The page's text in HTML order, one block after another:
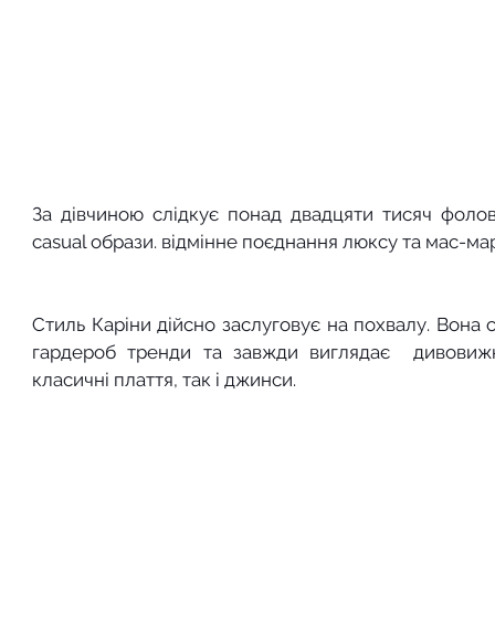
За дівчиною слідкує понад двадцяти тисяч
casual образи. відмінне поєднання люксу та мас-
Стиль Каріни дійсно заслуговує на похвалу.
гардероб тренди та завжди виглядає
класичні плаття, так і джинси.